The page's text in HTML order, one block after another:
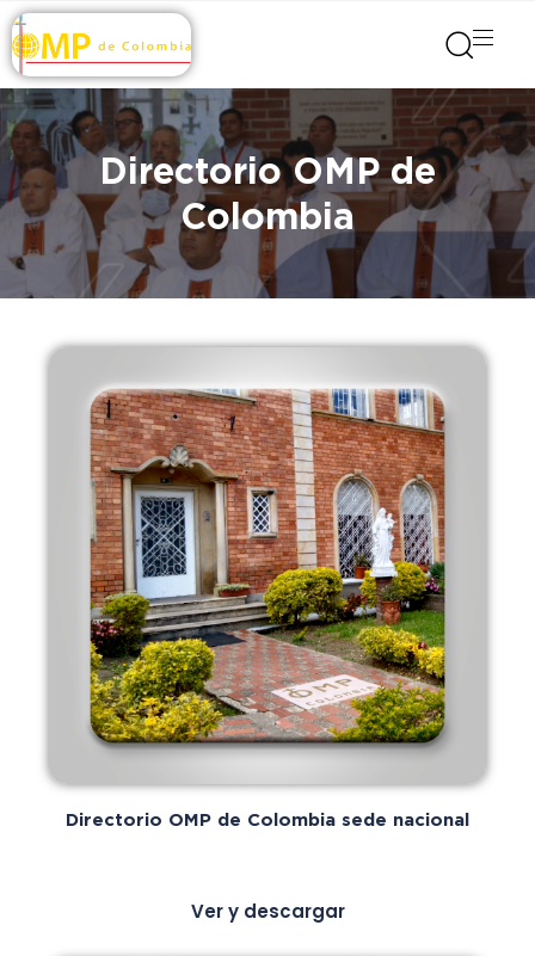
Directorio OMP de
Colombia
Directorio OMP de Colombia sede nacional
Ver y descargar